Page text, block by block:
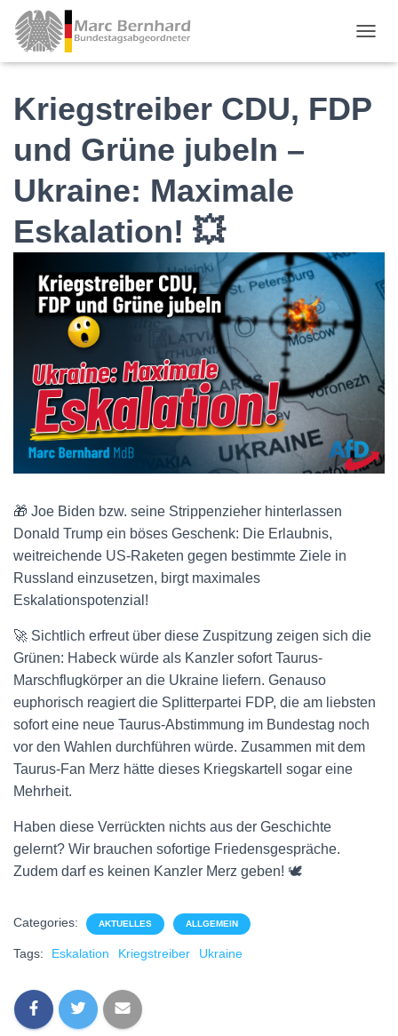
Kriegstreiber CDU, FDP
und Grüne jubeln –
Ukraine: Maximale
Eskalation! 💥
🎁 Joe Biden bzw. seine Strippenzieher hinterlassen
Donald Trump ein böses Geschenk: Die Erlaubnis,
weitreichende US-Raketen gegen bestimmte Ziele in
Russland einzusetzen, birgt maximales
Eskalationspotenzial!
🚀 Sichtlich erfreut über diese Zuspitzung zeigen sich die
Grünen: Habeck würde als Kanzler sofort Taurus-
Marschflugkörper an die Ukraine liefern. Genauso
euphorisch reagiert die Splitterpartei FDP, die am liebsten
sofort eine neue Taurus-Abstimmung im Bundestag noch
vor den Wahlen durchführen würde. Zusammen mit dem
Taurus-Fan Merz hätte dieses Kriegskartell sogar eine
Mehrheit.
Haben diese Verrückten nichts aus der Geschichte
gelernt? Wir brauchen sofortige Friedensgespräche.
Zudem darf es keinen Kanzler Merz geben! 🕊
Categories: AKTUELLES ALLGEMEIN
Tags: Eskalation Kriegstreiber Ukraine